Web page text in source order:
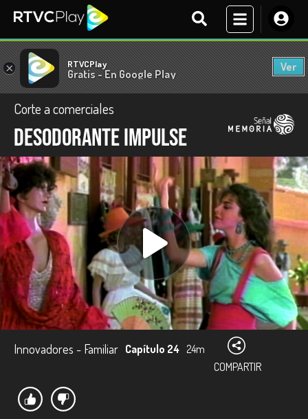
× RTVCPlay
Gratis - En Google Play
Ver
Corte a comerciales
Desodorante Impulse
Innovadores - Familiar Capítulo 24 24m
COMPARTIR